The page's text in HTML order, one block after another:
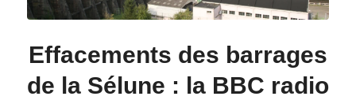
Effacements des barrages
de la Sélune : la BBC radio